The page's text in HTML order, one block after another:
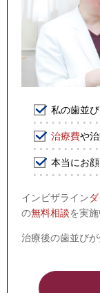
私の歯並
治療費や
本当にお
インビザライン
の無料相談を実施
治療後の歯並びが